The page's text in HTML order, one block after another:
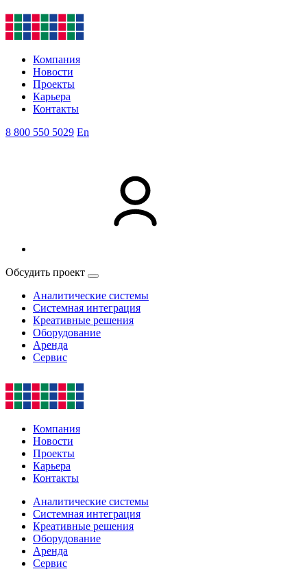
Компания
Новости
Проекты
Карьера
Контакты
8 800 550 5029 En
Обсудить проект
Аналитические системы
Системная интеграция
Креативные решения
Оборудование
Аренда
Сервис
Компания
Новости
Проекты
Карьера
Контакты
Аналитические системы
Системная интеграция
Креативные решения
Оборудование
Аренда
Сервис